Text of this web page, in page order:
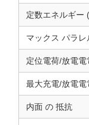
定数エネルギー
マックス パラ
定位電荷/放電電
最大充電/放電電
内面 の 抵抗